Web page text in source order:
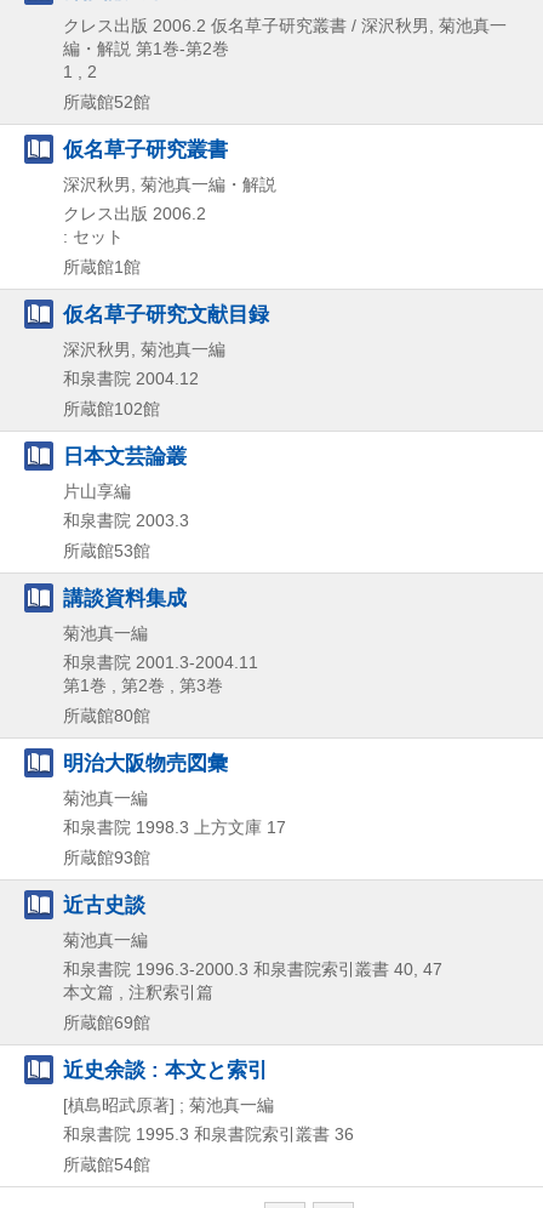
クレス出版 2006.2 仮名草子研究叢書 / 深沢秋男, 菊池真一
編・解説 第1巻-第2巻
1 , 2
所蔵館52館
仮名草子研究叢書
深沢秋男, 菊池真一編・解説
クレス出版 2006.2
: セット
所蔵館1館
仮名草子研究文献目録
深沢秋男, 菊池真一編
和泉書院 2004.12
所蔵館102館
日本文芸論叢
片山享編
和泉書院 2003.3
所蔵館53館
講談資料集成
菊池真一編
和泉書院 2001.3-2004.11
第1巻 , 第2巻 , 第3巻
所蔵館80館
明治大阪物売図彙
菊池真一編
和泉書院 1998.3 上方文庫 17
所蔵館93館
近古史談
菊池真一編
和泉書院 1996.3-2000.3 和泉書院索引叢書 40, 47
本文篇 , 注釈索引篇
所蔵館69館
近史余談 : 本文と索引
[槙島昭武原著] ; 菊池真一編
和泉書院 1995.3 和泉書院索引叢書 36
所蔵館54館